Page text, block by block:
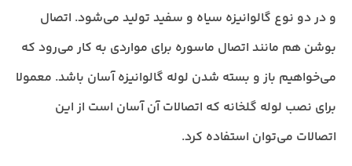
و در دو نوع گالوانیزه سیاه و سفید تولید می‌شود. اتصال
بوشن هم مانند اتصال ماسوره برای مواردی به کار می‌رود که
می‌خواهیم باز و بسته شدن لوله گالوانیزه آسان باشد. معمولا
برای نصب لوله گلخانه که اتصالات آن آسان است از این
اتصالات می‌توان استفاده کرد.